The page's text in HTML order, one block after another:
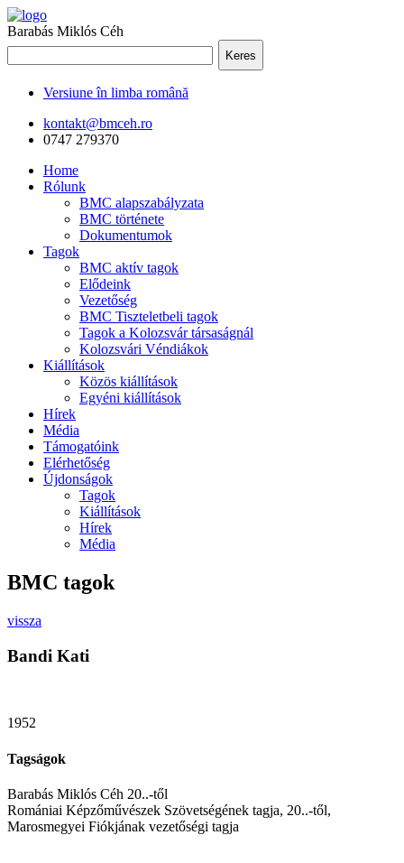
Barabás Miklós Céh
Keres
Versiune în limba română
kontakt@bmceh.ro
0747 279370
Home
Rólunk
BMC alapszabályzata
BMC története
Dokumentumok
Tagok
BMC aktív tagok
Elődeink
Vezetőség
BMC Tiszteletbeli tagok
Tagok a Kolozsvár társaságnál
Kolozsvári Véndiákok
Kiállítások
Közös kiállítások
Egyéni kiállítások
Hírek
Média
Támogatóink
Elérhetőség
Újdonságok
Tagok
Kiállítások
Hírek
Média
BMC tagok
vissza
Bandi Kati
1952
Tagságok
Barabás Miklós Céh 20..-től
Romániai Képzőművészek Szövetségének tagja, 20..-től,
Marosmegyei Fiókjának vezetőségi tagja